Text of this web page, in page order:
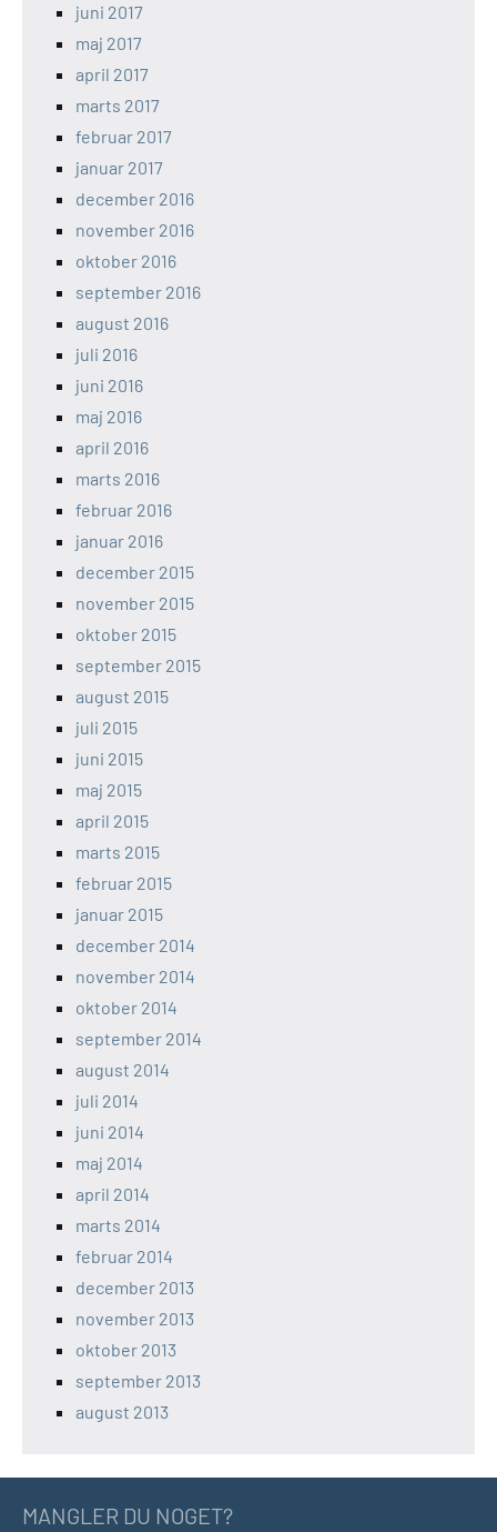
juni 2017
maj 2017
april 2017
marts 2017
februar 2017
januar 2017
december 2016
november 2016
oktober 2016
september 2016
august 2016
juli 2016
juni 2016
maj 2016
april 2016
marts 2016
februar 2016
januar 2016
december 2015
november 2015
oktober 2015
september 2015
august 2015
juli 2015
juni 2015
maj 2015
april 2015
marts 2015
februar 2015
januar 2015
december 2014
november 2014
oktober 2014
september 2014
august 2014
juli 2014
juni 2014
maj 2014
april 2014
marts 2014
februar 2014
december 2013
november 2013
oktober 2013
september 2013
august 2013
MANGLER DU NOGET?